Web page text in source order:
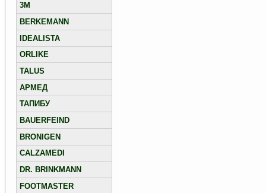
3M
BERKEMANN
IDEALISTA
ORLIKE
TALUS
АРМЕД
ТАПИБУ
BAUERFEIND
BRONIGEN
CALZAMEDI
DR. BRINKMANN
FOOTMASTER